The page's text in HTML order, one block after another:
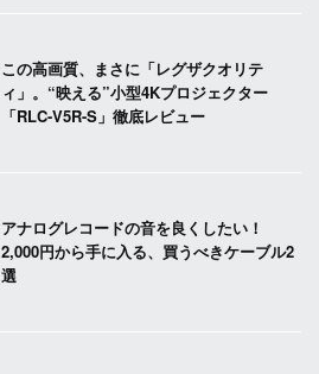
この高画質、まさに「レグザクオリテ
ィ」。“映える”小型4Kプロジェクター
「RLC-V5R-S」徹底レビュー
アナログレコードの音を良くしたい！
2,000円から手に入る、買うべきケーブル2
選